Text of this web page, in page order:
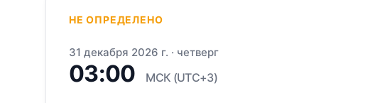
НЕ ОПРЕДЕЛЕНО
31 декабря 2026 г. · четверг
03:00 МСК (UTC+3)